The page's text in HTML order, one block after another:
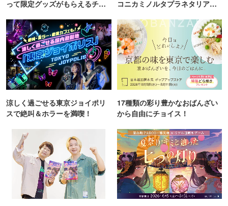
って限定グッズがもらえるチャ
コニカミノルタプラネタリア
涼しく過ごせる東京ジョイポリ
スで絶叫＆ホラーを満喫！
17種類の彩り豊かなおばんざい
から自由にチョイス！